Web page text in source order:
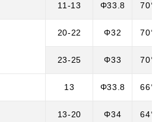
11-13 Φ33.8 70°
20-22 Φ32 70°
23-25 Φ33 70°
13 Φ33.8 66°
13-20 Φ34 64°